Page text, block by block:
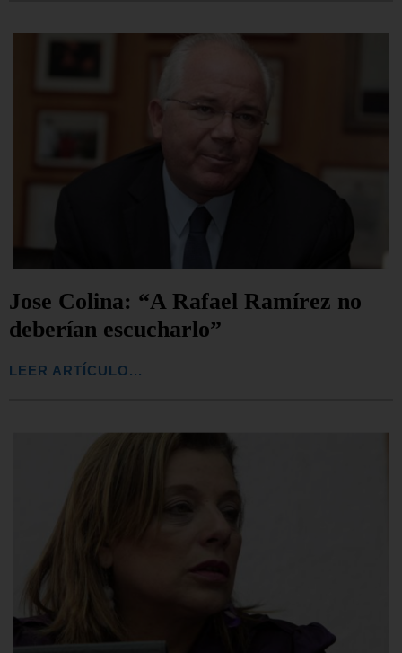
Jose Colina: “A Rafael Ramírez no
deberían escucharlo”
LEER ARTÍCULO...